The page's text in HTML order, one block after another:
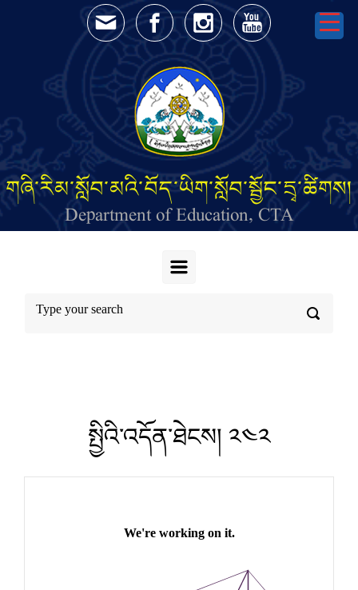
Skip to main content
གཞི་རིམ་སློབ་མའི་བོད་ཡིག་སློབ་སྦྱོང་དྲྭ་ཚིགས།
Department of Education, CTA
སྤྱིའི་འདོན་ཐེངས། ༢༤༢